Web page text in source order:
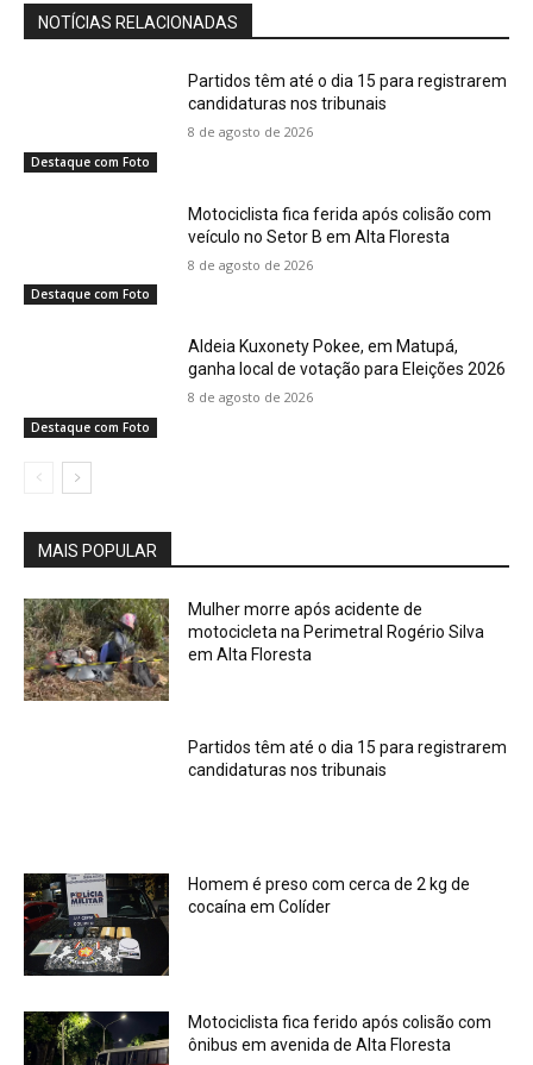
NOTÍCIAS RELACIONADAS
Destaque com Foto
Partidos têm até o dia 15 para registrarem
candidaturas nos tribunais
8 de agosto de 2026
Destaque com Foto
Motociclista fica ferida após colisão com
veículo no Setor B em Alta Floresta
8 de agosto de 2026
Destaque com Foto
Aldeia Kuxonety Pokee, em Matupá,
ganha local de votação para Eleições 2026
8 de agosto de 2026
MAIS POPULAR
Mulher morre após acidente de
motocicleta na Perimetral Rogério Silva
em Alta Floresta
Partidos têm até o dia 15 para registrarem
candidaturas nos tribunais
Homem é preso com cerca de 2 kg de
cocaína em Colíder
Motociclista fica ferido após colisão com
ônibus em avenida de Alta Floresta